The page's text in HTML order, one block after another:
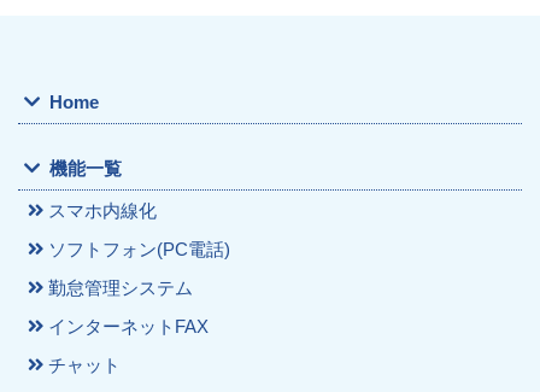
Home
機能一覧
スマホ内線化
ソフトフォン(PC電話)
勤怠管理システム
インターネットFAX
チャット